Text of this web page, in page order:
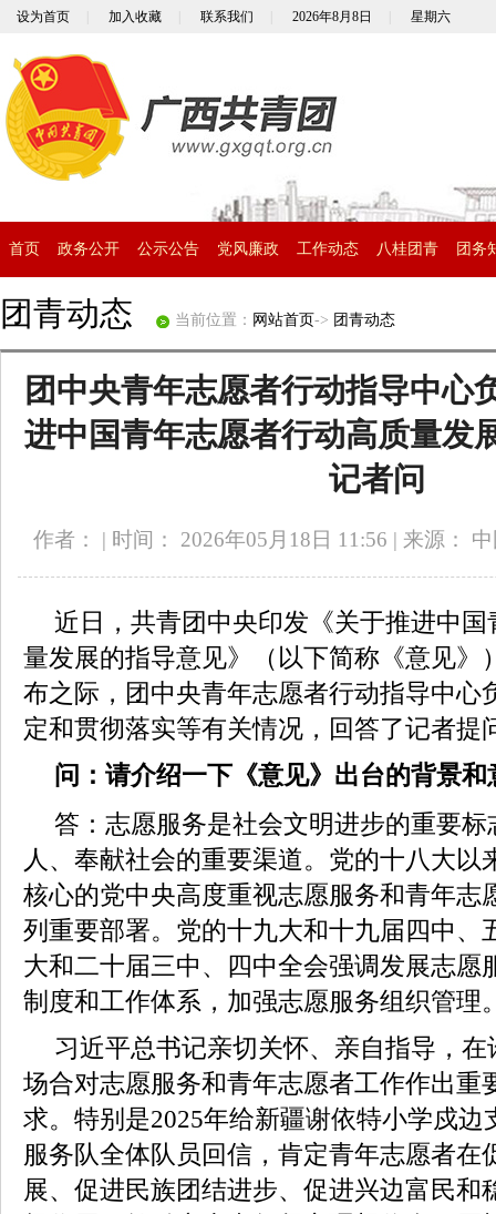
设为首页 加入收藏 联系我们 2026年8月8日 星期六
首页 政务公开 公示公告 党风廉政 工作动态 八桂团青 团务
团青动态 当前位置： 网站首页-> 团青动态
团中央青年志愿者行动指导中心
进中国青年志愿者行动高质量发
记者问
作者： | 时间： 2026年05月18日 11:56 | 来源：
近日，共青团中央印发《关于推进中
量发展的指导意见》（以下简称《意见》
布之际，团中央青年志愿者行动指导中心
定和贯彻落实等有关情况，回答了记者提
问：请介绍一下《意见》出台的背景和
答：志愿服务是社会文明进步的重要
人、奉献社会的重要渠道。党的十八大以
核心的党中央高度重视志愿服务和青年志
列重要部署。党的十九大和十九届四中、
大和二十届三中、四中全会强调发展志愿
制度和工作体系，加强志愿服务组织管理
习近平总书记亲切关怀、亲自指导，
场合对志愿服务和青年志愿者工作作出重
求。特别是2025年给新疆谢依特小学戍边
服务队全体队员回信，肯定青年志愿者在
展、促进民族团结进步、促进兴边富民和